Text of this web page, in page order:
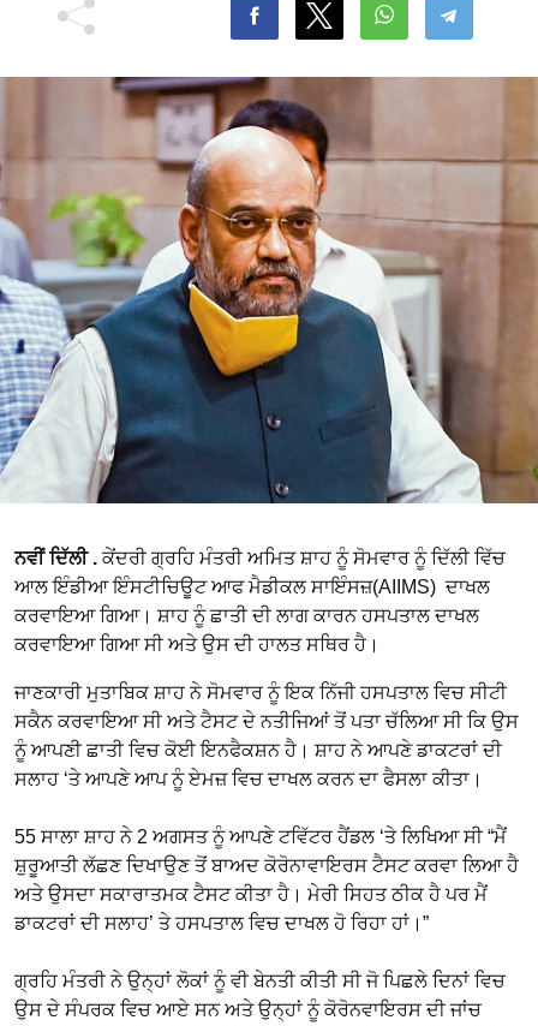
ਨਵੀਂ ਦਿੱਲੀ .ਕੇਂਦਰੀ ਗ੍ਰਹਿ ਮੰਤਰੀ ਅਮਿਤ ਸ਼ਾਹ ਨੂੰ ਸੋਮਵਾਰ ਨੂੰ ਦਿੱਲੀ ਵਿੱਚ
ਆਲ ਇੰਡੀਆ ਇੰਸਟੀਚਿਊਟ ਆਫ ਮੈਡੀਕਲ ਸਾਇੰਸਜ਼(AIIMS) ਦਾਖਲ
ਕਰਵਾਇਆ ਗਿਆ। ਸ਼ਾਹ ਨੂੰ ਛਾਤੀ ਦੀ ਲਾਗ ਕਾਰਨ ਹਸਪਤਾਲ ਦਾਖਲ
ਕਰਵਾਇਆ ਗਿਆ ਸੀ ਅਤੇ ਉਸ ਦੀ ਹਾਲਤ ਸਥਿਰ ਹੈ।
ਜਾਣਕਾਰੀ ਮੁਤਾਬਿਕ ਸ਼ਾਹ ਨੇ ਸੋਮਵਾਰ ਨੂੰ ਇਕ ਨਿੱਜੀ ਹਸਪਤਾਲ ਵਿਚ ਸੀਟੀ
ਸਕੈਨ ਕਰਵਾਇਆ ਸੀ ਅਤੇ ਟੈਸਟ ਦੇ ਨਤੀਜਿਆਂ ਤੋਂ ਪਤਾ ਚੱਲਿਆ ਸੀ ਕਿ ਉਸ
ਨੂੰ ਆਪਣੀ ਛਾਤੀ ਵਿਚ ਕੋਈ ਇਨਫੈਕਸ਼ਨ ਹੈ। ਸ਼ਾਹ ਨੇ ਆਪਣੇ ਡਾਕਟਰਾਂ ਦੀ
ਸਲਾਹ ‘ਤੇ ਆਪਣੇ ਆਪ ਨੂੰ ਏਮਜ਼ ਵਿਚ ਦਾਖਲ ਕਰਨ ਦਾ ਫੈਸਲਾ ਕੀਤਾ।
55 ਸਾਲਾ ਸ਼ਾਹ ਨੇ 2 ਅਗਸਤ ਨੂੰ ਆਪਣੇ ਟਵਿੱਟਰ ਹੈਂਡਲ ‘ਤੇ ਲਿਖਿਆ ਸੀ “ਮੈਂ
ਸ਼ੁਰੂਆਤੀ ਲੱਛਣ ਦਿਖਾਉਣ ਤੋਂ ਬਾਅਦ ਕੋਰੋਨਾਵਾਇਰਸ ਟੈਸਟ ਕਰਵਾ ਲਿਆ ਹੈ
ਅਤੇ ਉਸਦਾ ਸਕਾਰਾਤਮਕ ਟੈਸਟ ਕੀਤਾ ਹੈ। ਮੇਰੀ ਸਿਹਤ ਠੀਕ ਹੈ ਪਰ ਮੈਂ
ਡਾਕਟਰਾਂ ਦੀ ਸਲਾਹ’ ਤੇ ਹਸਪਤਾਲ ਵਿਚ ਦਾਖਲ ਹੋ ਰਿਹਾ ਹਾਂ।”
ਗ੍ਰਹਿ ਮੰਤਰੀ ਨੇ ਉਨ੍ਹਾਂ ਲੋਕਾਂ ਨੂੰ ਵੀ ਬੇਨਤੀ ਕੀਤੀ ਸੀ ਜੋ ਪਿਛਲੇ ਦਿਨਾਂ ਵਿਚ
ਉਸ ਦੇ ਸੰਪਰਕ ਵਿਚ ਆਏ ਸਨ ਅਤੇ ਉਨ੍ਹਾਂ ਨੂੰ ਕੋਰੋਨਵਾਇਰਸ ਦੀ ਜਾਂਚ